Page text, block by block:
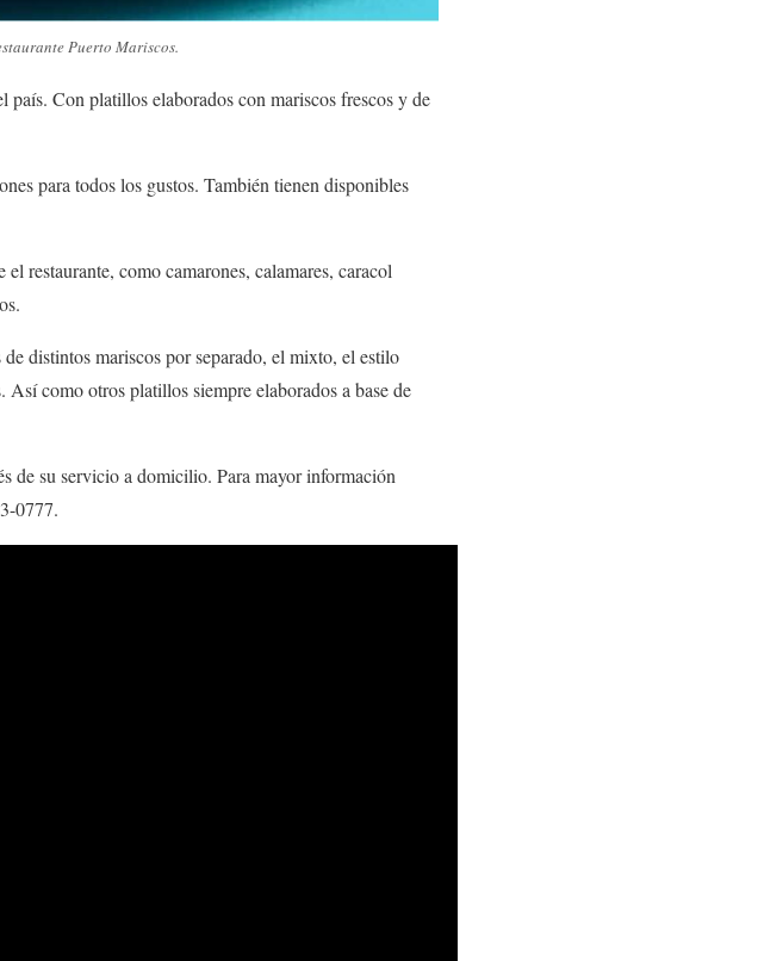
Puerto Mariscos.
país. Con platillos elaborados con mariscos frescos y de
para todos los gustos. También tienen disponibles
restaurante, como camarones, calamares, caracol
distintos mariscos por separado, el mixto, el estilo
como otros platillos siempre elaborados a base de
de su servicio a domicilio. Para mayor información
0777.